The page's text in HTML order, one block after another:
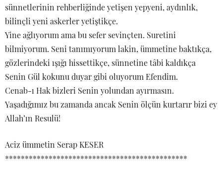
sünnetlerinin rehberliğinde yetişen yepyeni, aydınlık,
bilinçli yeni askerler yetiştikçe.
Yine ağlıyorum ama bu sefer sevinçten. Suretini
bilmiyorum. Seni tanımıyorum lakin, ümmetine baktıkça,
gözlerindeki ışığı hissettikçe, sünnetine tâbi kaldıkça
Senin Gül kokunu duyar gibi oluyorum Efendim.
Cenab-ı Hak bizleri Senin yolundan ayırmasın.
Yaşadığımız bu zamanda ancak Senin ölçün kurtarır bizi ey
Allah’ın Resulü!
Aciz ümmetin Serap KESER
**********************************************